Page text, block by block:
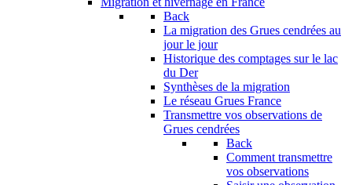
Back
La migration des Grues cendrées au
jour le jour
Historique des comptages sur le lac
du Der
Synthèses de la migration
Le réseau Grues France
Transmettre vos observations de
Grues cendrées
Back
Comment transmettre
vos observations